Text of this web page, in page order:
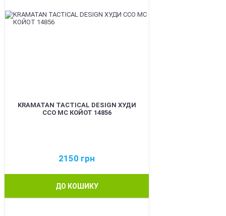
KRAMATAN TACTICAL DESIGN ХУДИ
ССО МС КОЙОТ 14856
2150 грн
ДО КОШИКУ